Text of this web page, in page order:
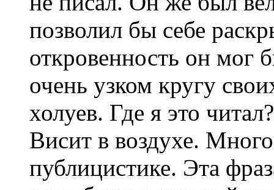
позволил бы себе
откровенность он мог
очень узком кругу
холуев. Где я это
Висит в воздухе.
публицистике. Эта